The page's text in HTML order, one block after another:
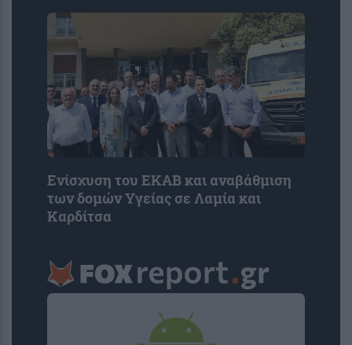
Ενίσχυση του ΕΚΑΒ και αναβάθμιση
των δομών Υγείας σε Λαμία και
Καρδίτσα